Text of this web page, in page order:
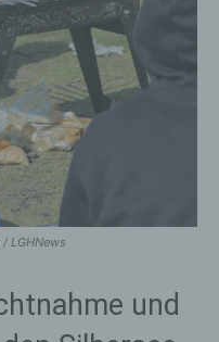
LGHNews
und